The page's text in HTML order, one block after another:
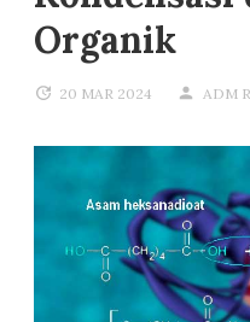
Organik
20 MAR 2024 ADM